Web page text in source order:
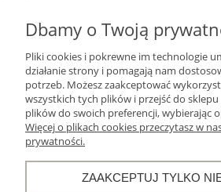
Dbamy o Twoją
Pliki cookies i pokrewne im technologie
działanie strony i pomagają nam
potrzeb. Możesz zaakceptować
wszystkich tych plików i przejść do
plików do swoich preferencji, wybierając
Więcej o plikach cookies przeczytasz w
prywatności.
ZAAKCEPTUJ TYLKO